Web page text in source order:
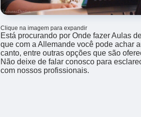
Clique na imagem para expandir
Está procurando por Onde fazer Aulas
que com a Allemande você pode achar
canto, entre outras opções que são
Não deixe de falar conosco para
com nossos profissionais.